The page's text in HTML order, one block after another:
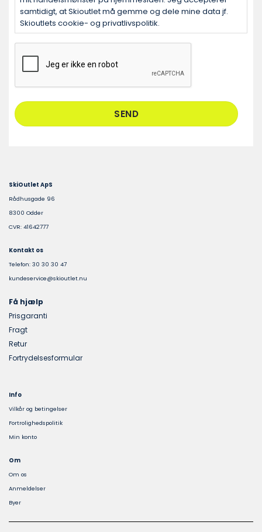
samtidigt, at Skioutlet må gemme og dele mine data jf.
Skioutlets cookie- og privatlivspolitik.
SkiOutlet ApS
Rådhusgade 96
8300 Odder
CVR: 41642777
Kontakt os
Telefon: 30 30 30 47
kundeservice@skioutlet.nu
Få hjælp
Prisgaranti
Fragt
Retur
Fortrydelsesformular
Info
Vilkår og betingelser
Fortrolighedspolitik
Min konto
Om
Om os
Anmeldelser
Byer